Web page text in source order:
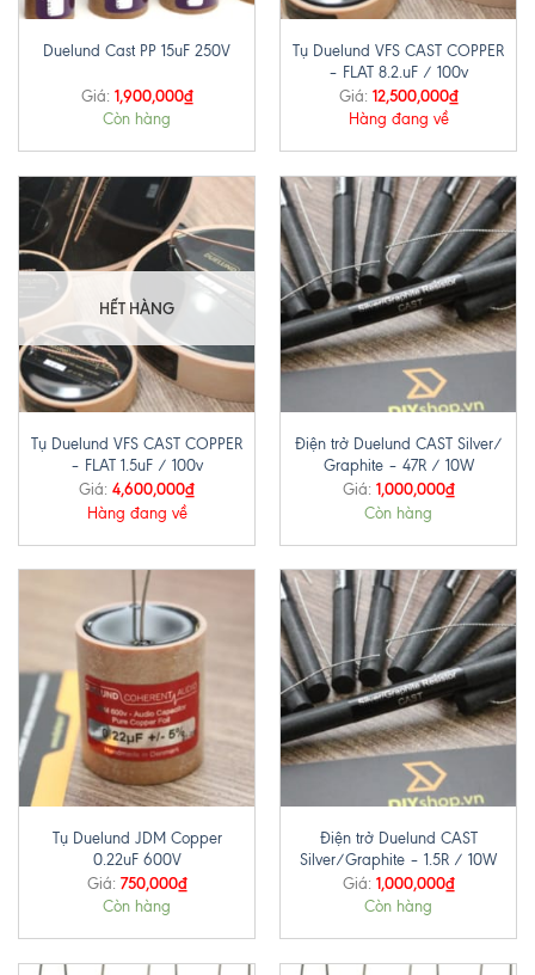
Duelund Cast PP 15uF 250V
Giá: 1,900,000₫
Còn hàng
Tụ Duelund VFS CAST COPPER
– FLAT 8.2.uF / 100v
Giá: 12,500,000₫
Hàng đang về
HẾT HÀNG
Tụ Duelund VFS CAST COPPER
– FLAT 1.5uF / 100v
Giá: 4,600,000₫
Hàng đang về
Điện trở Duelund CAST Silver/
Graphite – 47R / 10W
Giá: 1,000,000₫
Còn hàng
Tụ Duelund JDM Copper
0.22uF 600V
Giá: 750,000₫
Còn hàng
Điện trở Duelund CAST
Silver/Graphite – 1.5R / 10W
Giá: 1,000,000₫
Còn hàng